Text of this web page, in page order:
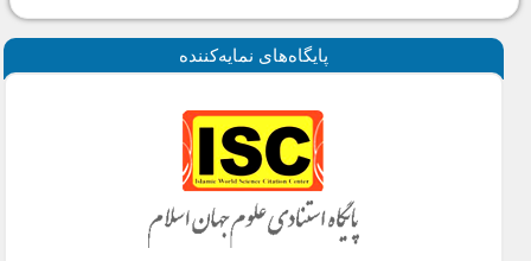
پايگاه‌های نمايه‌كننده